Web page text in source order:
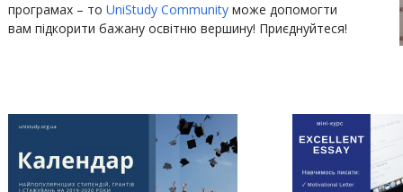
програмах – тоUniStudy Community може допомогти
вам підкорити бажану освітню вершину! Приєднуйтеся!